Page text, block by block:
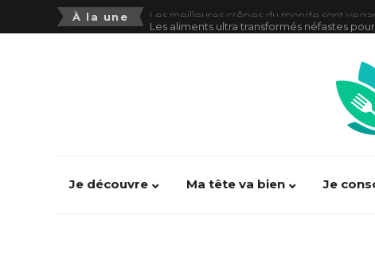
À la une Les aliments ultra transformés néfastes pour
Alimentation pauvre en Fodmap(s) : se
Alexandre Jolivet : “100% d’entrainement,
Je découvre Ma tête va bien Je